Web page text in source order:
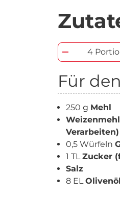
4
Für
250 g Mehl
Verarbeiten)
0,5 Würfeln
1 TLZucker
Salz
8 EL